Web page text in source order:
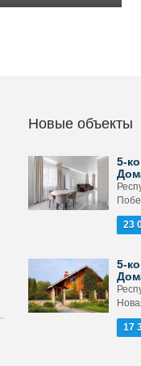
Новые объекты
5-
23
5-
17